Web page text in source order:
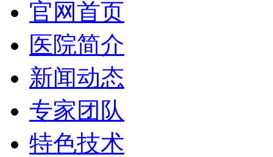
官网首页
医院简介
新闻动态
专家团队
特色技术